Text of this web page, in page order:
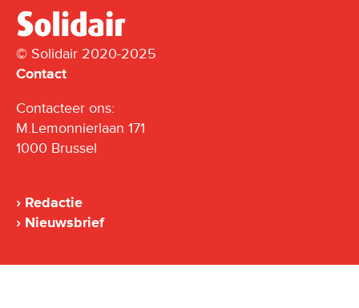
© Solidair 2020-2025
Contact
Contacteer ons:
M.Lemonnierlaan 171
1000 Brussel
Redactie
Nieuwsbrief